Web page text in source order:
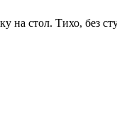
на стол. Тихо, без